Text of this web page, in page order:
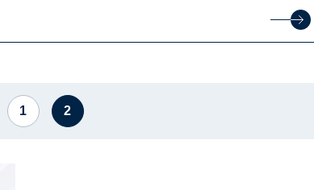
1 2